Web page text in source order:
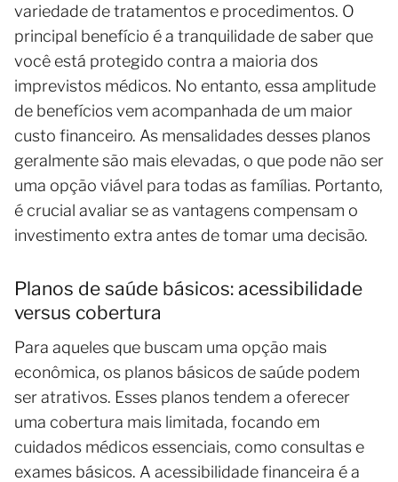
variedade de tratamentos e procedimentos. O
principal benefício é a tranquilidade de saber que
você está protegido contra a maioria dos
imprevistos médicos. No entanto, essa amplitude
de benefícios vem acompanhada de um maior
custo financeiro. As mensalidades desses planos
geralmente são mais elevadas, o que pode não ser
uma opção viável para todas as famílias. Portanto,
é crucial avaliar se as vantagens compensam o
investimento extra antes de tomar uma decisão.
Planos de saúde básicos: acessibilidade
versus cobertura
Para aqueles que buscam uma opção mais
econômica, os planos básicos de saúde podem
ser atrativos. Esses planos tendem a oferecer
uma cobertura mais limitada, focando em
cuidados médicos essenciais, como consultas e
exames básicos. A acessibilidade financeira é a